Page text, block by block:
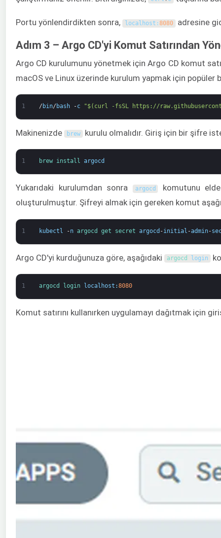
Portu yönlendirdikten sonra, localhost :8080 adresine
Adım 3 – Argo CD'yi Komut Satırından
Argo CD kurulumunu yönetmek için Argo CD komut
macOS ve Linux üzerinde kurulum yapmak için
1 / bin/ bash -c "$(curl -fsSL https://
Makinenizde brew kurulu olmalıdır. Giriş için bir şifre
1 brew install argocd
Yukarıdaki kurulumdan sonra argocd
komutunu
oluşturulmuştur. Şifreyi almak için gereken komut
1 kubectl -n argocd get secret argocd -initial -admin-
Argo CD'yi kurduğunuza göre, aşağıdaki argocd login
1 argocd login localhost :8080
Komut satırını kullanırken uygulamayı dağıtmak için